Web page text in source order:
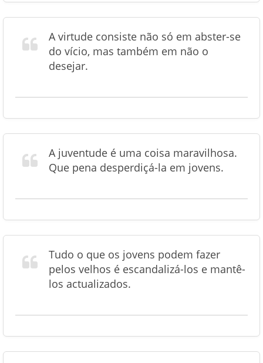
A virtude consiste não só em abster-se
do vício, mas também em não o
desejar.
A juventude é uma coisa maravilhosa.
Que pena desperdiçá-la em jovens.
Tudo o que os jovens podem fazer
pelos velhos é escandalizá-los e mantê-
los actualizados.